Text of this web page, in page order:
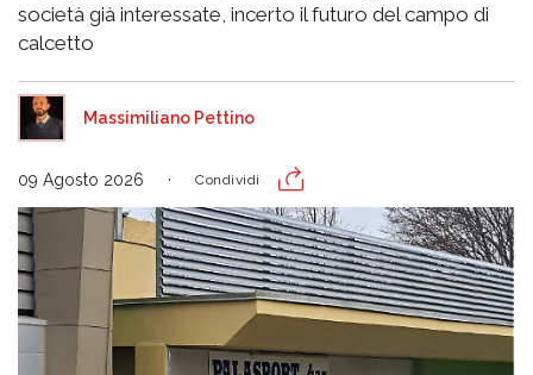
società già interessate, incerto il futuro del campo di
calcetto
Massimiliano Pettino
09 Agosto 2026 Condividi